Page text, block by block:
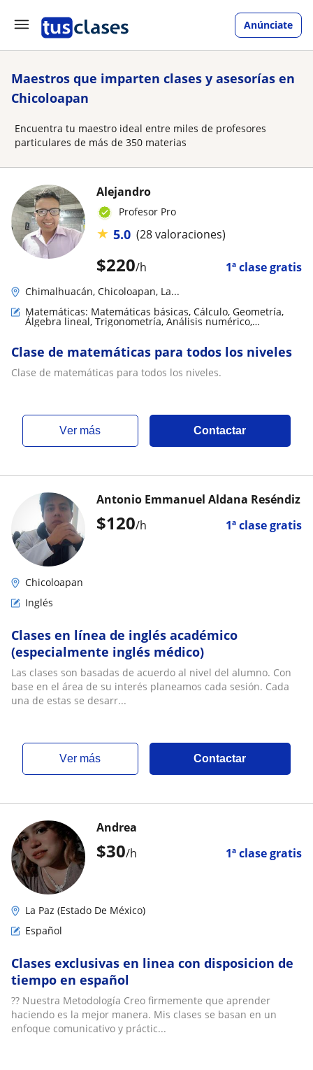
Anúnciate
Maestros que imparten clases y asesorías en
Chicoloapan
Encuentra tu maestro ideal entre miles de profesores
particulares de más de 350 materias
$220/h 1ª clase gratis
Alejandro
Profesor Pro
★ 5.0 (28 valoraciones)
Chimalhuacán, Chicoloapan, La...
Matemáticas: Matemáticas básicas, Cálculo, Geometría,
Álgebra lineal, Trigonometría, Análisis numérico,
Matemáticas discretas
Clase de matemáticas para todos los niveles
Clase de matemáticas para todos los niveles.
ver más Contactar
$120/h 1ª clase gratis
Antonio Emmanuel Aldana Reséndiz
Chicoloapan
Inglés
Clases en línea de inglés académico
(especialmente inglés médico)
Las clases son basadas de acuerdo al nivel del alumno. Con
base en el área de su interés planeamos cada sesión. Cada
una de estas se desarr...
ver más Contactar
$30/h 1ª clase gratis
Andrea
La Paz (Estado De México)
Español
Clases exclusivas en linea con disposicion de
tiempo en español
?? Nuestra Metodología Creo firmemente que aprender
haciendo es la mejor manera. Mis clases se basan en un
enfoque comunicativo y práctic...